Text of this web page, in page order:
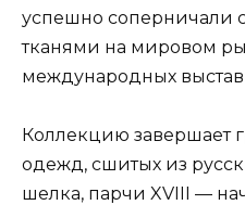
успешно соперничали
тканями на мировом
международных
Коллекцию завершает
одежд, сшитых из
шелка, парчи XVIII —